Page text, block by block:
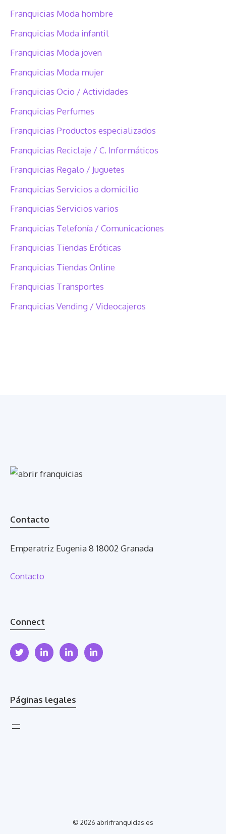
Franquicias Moda hombre
Franquicias Moda infantil
Franquicias Moda joven
Franquicias Moda mujer
Franquicias Ocio / Actividades
Franquicias Perfumes
Franquicias Productos especializados
Franquicias Reciclaje / C. Informáticos
Franquicias Regalo / Juguetes
Franquicias Servicios a domicilio
Franquicias Servicios varios
Franquicias Telefonía / Comunicaciones
Franquicias Tiendas Eróticas
Franquicias Tiendas Online
Franquicias Transportes
Franquicias Vending / Videocajeros
Contacto
Emperatriz Eugenia 8 18002 Granada
Contacto
Connect
Páginas legales
© 2026 abrirfranquicias.es